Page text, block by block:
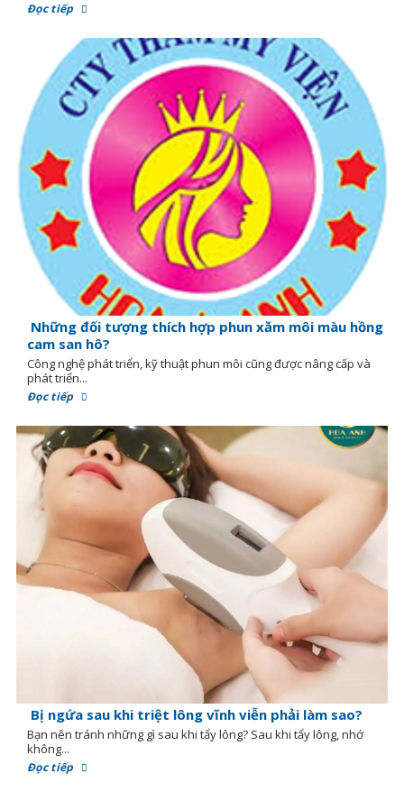
Đọc tiếp
Những đối tượng thích hợp phun xăm môi màu hồng
cam san hô?
Công nghệ phát triển, kỹ thuật phun môi cũng được nâng cấp và
phát triển...
Đọc tiếp
Bị ngứa sau khi triệt lông vĩnh viễn phải làm sao?
Bạn nên tránh những gì sau khi tẩy lông? Sau khi tẩy lông, nhớ
không...
Đọc tiếp